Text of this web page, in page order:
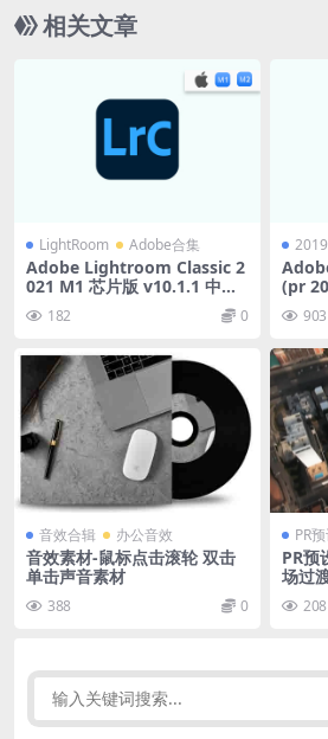
相关文章
LightRoom Adobe合集
Adobe Lightroom Classic 2
021 M1 芯片版 v10.1.1 中文
直装版
182 0
2019
(pr
903
音效合辑 办公音效
音效素材-鼠标点击滚轮 双击
单击声音素材
388 0
PR
PR预
场过
208